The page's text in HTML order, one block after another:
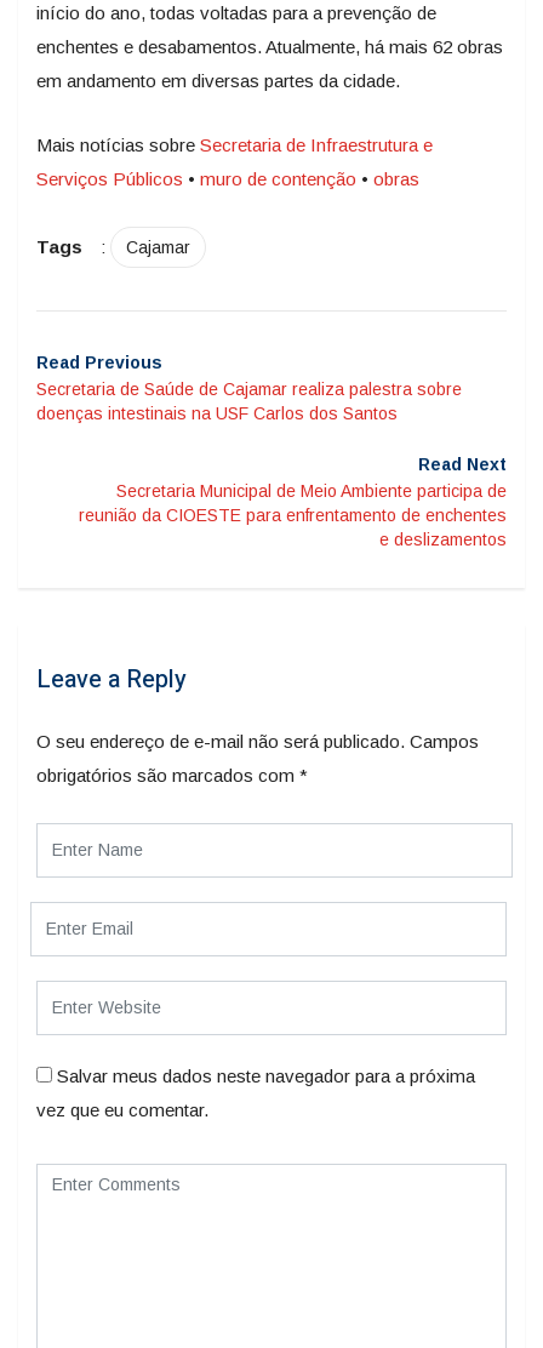
início do ano, todas voltadas para a prevenção de
enchentes e desabamentos. Atualmente, há mais 62 obras
em andamento em diversas partes da cidade.
Mais notícias sobre Secretaria de Infraestrutura e
Serviços Públicos • muro de contenção • obras
Tags : Cajamar
Read Previous
Secretaria de Saúde de Cajamar realiza palestra sobre
doenças intestinais na USF Carlos dos Santos
Read Next
Secretaria Municipal de Meio Ambiente participa de
reunião da CIOESTE para enfrentamento de enchentes
e deslizamentos
Leave a Reply
O seu endereço de e-mail não será publicado. Campos
obrigatórios são marcados com *
Salvar meus dados neste navegador para a próxima
vez que eu comentar.